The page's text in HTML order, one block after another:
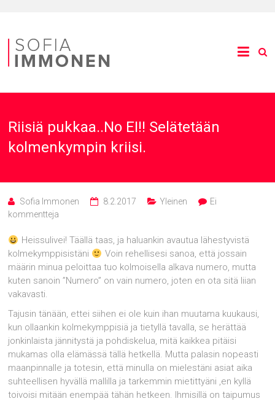
Riisiä pukkaa..No EI!! Selätetään
kolmenkympin kriisi.
Sofia Immonen 8.2.2017 Yleinen
Ei
kommentteja
Heissulivei! Täällä taas, ja haluankin avautua lähestyvistä
kolmekymppisistäni
Voin rehellisesi sanoa, että jossain
määrin minua peloittaa tuo kolmoisella alkava numero, mutta
kuten sanoin ”Numero” on vain numero, joten en ota sitä liian
vakavasti.
Tajusin tänään, ettei siihen ei ole kuin ihan muutama kuukausi,
kun ollaankin kolmekymppisiä ja tietyllä tavalla, se herättää
jonkinlaista jännitystä ja pohdiskelua, mitä kaikkea pitäisi
mukamas olla elämässä tällä hetkellä. Mutta palasin nopeasti
maanpinnalle ja totesin, että minulla on mielestäni asiat aika
suhteellisen hyvällä mallilla ja tarkemmin mietittyäni ,en kyllä
toivoisi mitään enempää tähän hetkeen. Ihmisillä on taipumus